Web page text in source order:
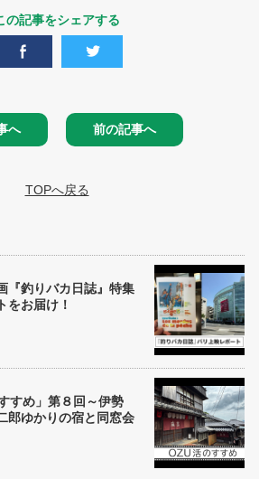
の記事をシェアする
へ 前の記事へ
TOPへ戻る
『釣りバカ日誌』特集
をお届け！
すめ」第８回～伊勢
ゆかりの宿と同窓会